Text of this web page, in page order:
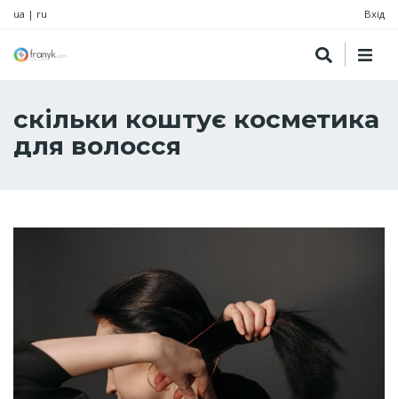
ua | ru Вхід
скільки коштує косметика
для волосся